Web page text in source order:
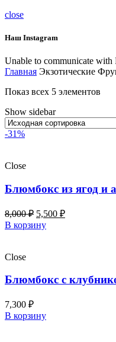
close
Наш Instagram
Unable to communicate with
Главная Экзотические
Показ всех 5 элементов
Show sidebar
-31%
Close
Блюмбокс из ягод и
8,000₽ 5,500 ₽
В корзину
Close
Блюмбокс с
7,300 ₽
В корзину